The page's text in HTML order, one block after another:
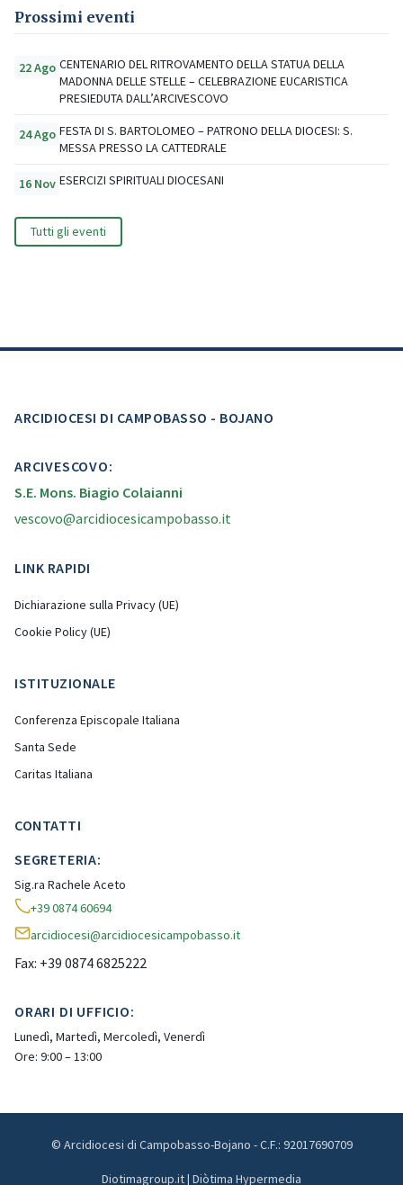
Prossimi eventi
22 Ago CENTENARIO DEL RITROVAMENTO DELLA STATUA DELLA
MADONNA DELLE STELLE – CELEBRAZIONE EUCARISTICA
PRESIEDUTA DALL’ARCIVESCOVO
24 Ago FESTA DI S. BARTOLOMEO – PATRONO DELLA DIOCESI: S.
MESSA PRESSO LA CATTEDRALE
16 Nov ESERCIZI SPIRITUALI DIOCESANI
Tutti gli eventi
ARCIDIOCESI DI CAMPOBASSO - BOJANO
ARCIVESCOVO:
S.E. Mons. Biagio Colaianni
vescovo@arcidiocesicampobasso.it
LINK RAPIDI
Dichiarazione sulla Privacy (UE)
Cookie Policy (UE)
ISTITUZIONALE
Conferenza Episcopale Italiana
Santa Sede
Caritas Italiana
CONTATTI
SEGRETERIA:
Sig.ra Rachele Aceto
+39 0874 60694
arcidiocesi@arcidiocesicampobasso.it
Fax: +39 0874 6825222
ORARI DI UFFICIO:
Lunedì, Martedì, Mercoledì, Venerdì
Ore: 9:00 – 13:00
© Arcidiocesi di Campobasso-Bojano - C.F.: 92017690709
Diotimagroup.it | Diòtima Hypermedia